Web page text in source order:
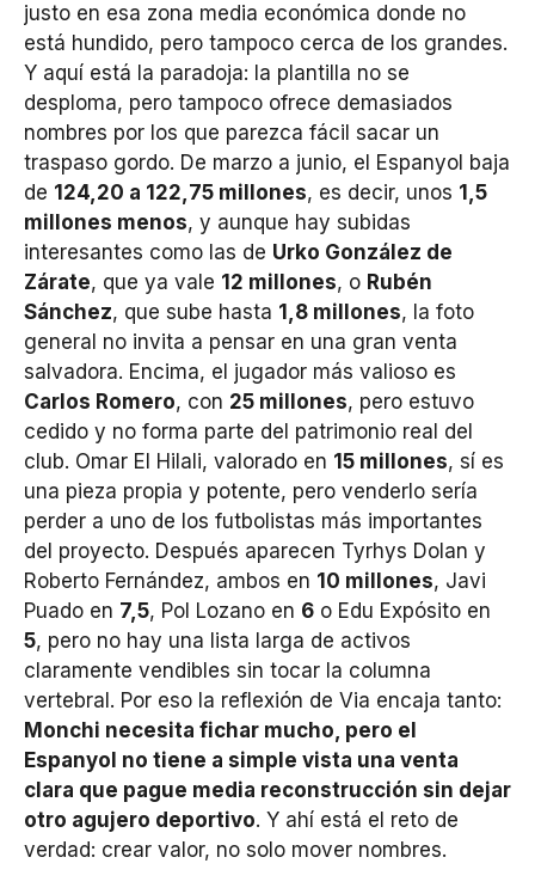
justo en esa zona media económica donde no
está hundido, pero tampoco cerca de los grandes.
Y aquí está la paradoja: la plantilla no se
desploma, pero tampoco ofrece demasiados
nombres por los que parezca fácil sacar un
traspaso gordo. De marzo a junio, el Espanyol baja
de 124,20 a 122,75 millones, es decir, unos 1,5
millones menos, y aunque hay subidas
interesantes como las de Urko González de
Zárate, que ya vale 12 millones, o Rubén
Sánchez, que sube hasta 1,8 millones, la foto
general no invita a pensar en una gran venta
salvadora. Encima, el jugador más valioso es
Carlos Romero, con 25 millones, pero estuvo
cedido y no forma parte del patrimonio real del
club. Omar El Hilali, valorado en 15 millones, sí es
una pieza propia y potente, pero venderlo sería
perder a uno de los futbolistas más importantes
del proyecto. Después aparecen Tyrhys Dolan y
Roberto Fernández, ambos en 10 millones, Javi
Puado en 7,5, Pol Lozano en 6 o Edu Expósito en
5, pero no hay una lista larga de activos
claramente vendibles sin tocar la columna
vertebral. Por eso la reflexión de Via encaja tanto:
Monchi necesita fichar mucho, pero el
Espanyol no tiene a simple vista una venta
clara que pague media reconstrucción sin dejar
otro agujero deportivo. Y ahí está el reto de
verdad: crear valor, no solo mover nombres.